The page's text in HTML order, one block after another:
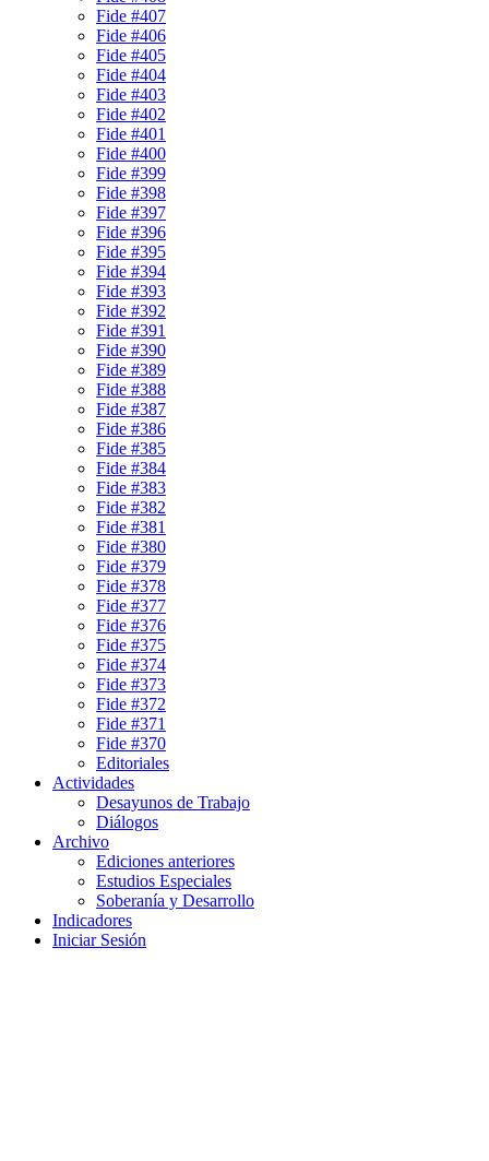
Fide #407
Fide #406
Fide #405
Fide #404
Fide #403
Fide #402
Fide #401
Fide #400
Fide #399
Fide #398
Fide #397
Fide #396
Fide #395
Fide #394
Fide #393
Fide #392
Fide #391
Fide #390
Fide #389
Fide #388
Fide #387
Fide #386
Fide #385
Fide #384
Fide #383
Fide #382
Fide #381
Fide #380
Fide #379
Fide #378
Fide #377
Fide #376
Fide #375
Fide #374
Fide #373
Fide #372
Fide #371
Fide #370
Editoriales
Actividades
Desayunos de Trabajo
Diálogos
Archivo
Ediciones anteriores
Estudios Especiales
Soberanía y Desarrollo
Indicadores
Iniciar Sesión